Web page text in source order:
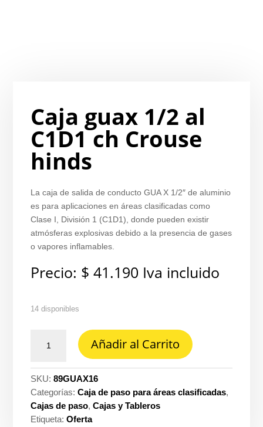
Caja guax 1/2 al
C1D1 ch Crouse
hinds
La caja de salida de conducto GUA X 1/2″ de aluminio
es para aplicaciones en áreas clasificadas como
Clase I, División 1 (C1D1), donde pueden existir
atmósferas explosivas debido a la presencia de gases
o vapores inflamables.
Precio: $ 41.190 Iva incluido
14 disponibles
guax
al
C1D1
ch
Crouse
Añadir al Carrito
SKU:89GUAX16
Categorías:Caja de paso para áreas clasificadas,
Cajas de paso,Cajas y Tableros
Etiqueta:Oferta